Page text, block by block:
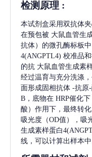
检测原理 :
本试剂盒采用双抗体
在预包被 大鼠血管生
抗体）的微孔酶标板中
4(ANGPTL4) 校准品
的抗 大鼠血管生成素
经过温育与充分洗涤
面形成固相抗体 -抗原
B，底物在 HRP催化
酸）作用下，最终转
吸光度（OD值），吸
生成素样蛋白
线，可以计算出样本中